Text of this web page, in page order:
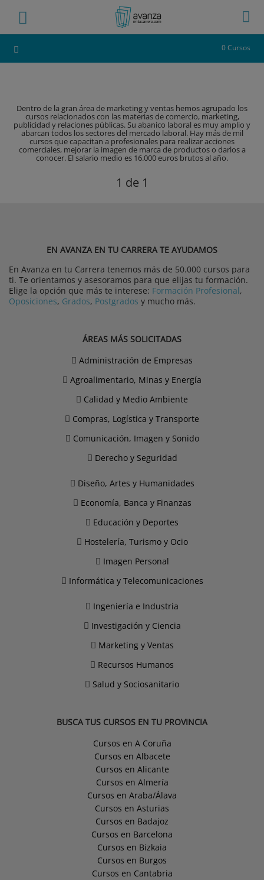
0 Cursos
Dentro de la gran área de marketing y ventas hemos agrupado los
cursos relacionados con las materias de comercio, marketing,
publicidad y relaciones públicas. Su abanico laboral es muy amplio y
abarcan todos los sectores del mercado laboral. Hay más de mil
cursos que capacitan a profesionales para realizar acciones
comerciales, mejorar la imagen de marca de productos o darlos a
conocer. El salario medio es 16.000 euros brutos al año.
1 de 1
EN AVANZA EN TU CARRERA TE AYUDAMOS
En Avanza en tu Carrera tenemos más de 50.000 cursos para
ti. Te orientamos y asesoramos para que elijas tu formación.
Elige la opción que más te interese: Formación Profesional,
Oposiciones, Grados, Postgrados y mucho más.
ÁREAS MÁS SOLICITADAS
Administración de Empresas
Agroalimentario, Minas y Energía
Calidad y Medio Ambiente
Compras, Logística y Transporte
Comunicación, Imagen y Sonido
Derecho y Seguridad
Diseño, Artes y Humanidades
Economía, Banca y Finanzas
Educación y Deportes
Hostelería, Turismo y Ocio
Imagen Personal
Informática y Telecomunicaciones
Ingeniería e Industria
Investigación y Ciencia
Marketing y Ventas
Recursos Humanos
Salud y Sociosanitario
BUSCA TUS CURSOS EN TU PROVINCIA
Cursos en A Coruña
Cursos en Albacete
Cursos en Alicante
Cursos en Almería
Cursos en Araba/Álava
Cursos en Asturias
Cursos en Badajoz
Cursos en Barcelona
Cursos en Bizkaia
Cursos en Burgos
Cursos en Cantabria